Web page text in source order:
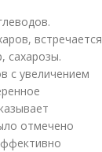
встречается
сахарозы.
с увеличением
отмечено